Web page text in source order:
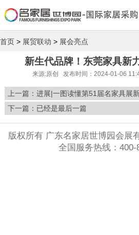
首页 > 展贸联动 > 展会亮点
新生代品牌！东莞家具新
来源:原创 发布时间：2024-01-06
上一篇： 进展|一图读懂第51届名家具展
下一篇：已经是最后一篇
版权所有 广东名家居世博园会展
全国服务热线：400-